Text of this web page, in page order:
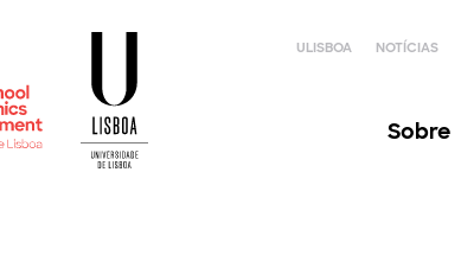
ULISBOA NOTÍCIAS
Sobre